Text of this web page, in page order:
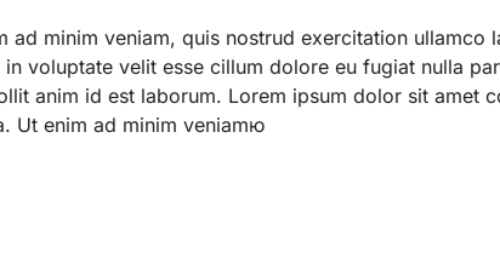
minim veniam, quis nostrud exercitation ullamco
voluptate velit esse cillum dolore eu fugiat nulla
anim id est laborum. Lorem ipsum dolor sit amet
Ut enim ad minim veniamю